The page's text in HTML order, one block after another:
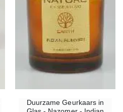
Duurzame Geurkaars in